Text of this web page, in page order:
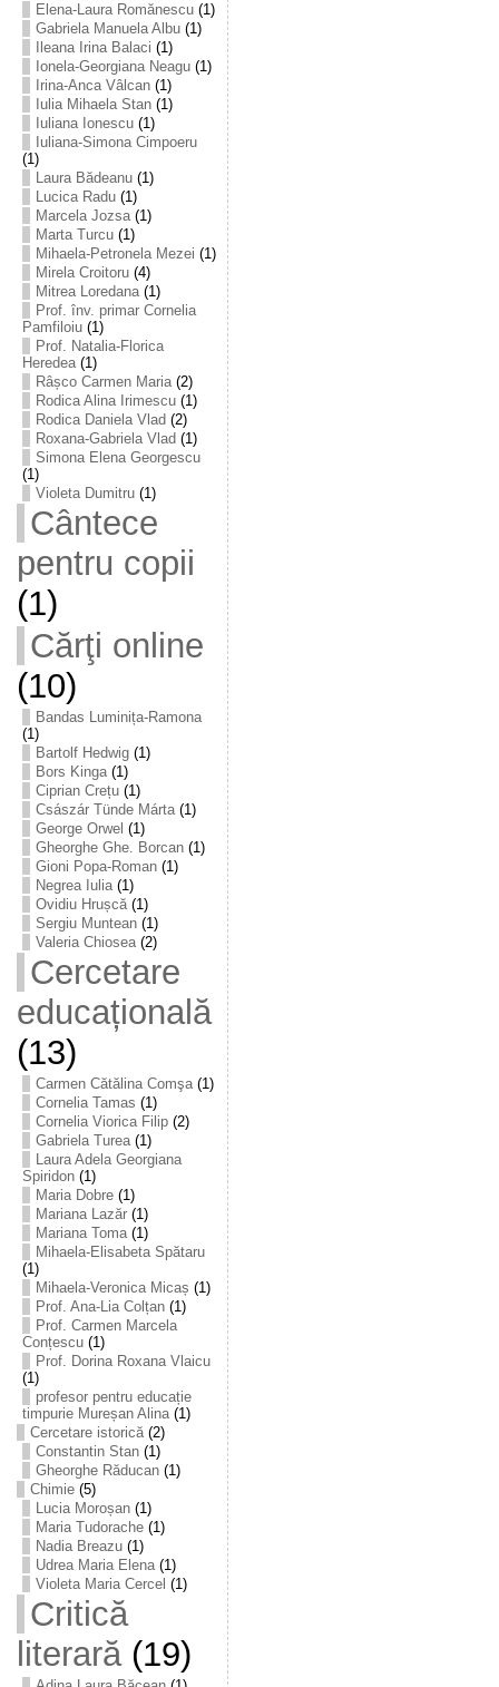
Elena-Laura Romănescu(1)
Gabriela Manuela Albu(1)
Ileana Irina Balaci (1)
Ionela-Georgiana Neagu(1)
Irina-Anca Vâlcan(1)
Iulia Mihaela Stan(1)
Iuliana Ionescu(1)
Iuliana-Simona Cimpoeru
(1)
Laura Bădeanu(1)
Lucica Radu(1)
Marcela Jozsa(1)
Marta Turcu(1)
Mihaela-Petronela Mezei (1)
Mirela Croitoru(4)
Mitrea Loredana(1)
Prof. înv. primar Cornelia
Pamfiloiu(1)
Prof. Natalia-Florica
Heredea(1)
Râșco Carmen Maria(2)
Rodica Alina Irimescu(1)
Rodica Daniela Vlad (2)
Roxana-Gabriela Vlad (1)
Simona Elena Georgescu
(1)
Violeta Dumitru(1)
Cântece
pentru copii
(1)
Cărţi online
(10)
Bandas Luminița-Ramona
(1)
Bartolf Hedwig(1)
Bors Kinga(1)
Ciprian Crețu(1)
Császár Tünde Márta(1)
George Orwel (1)
Gheorghe Ghe. Borcan(1)
Gioni Popa-Roman(1)
Negrea Iulia(1)
Ovidiu Hrușcă(1)
Sergiu Muntean(1)
Valeria Chiosea(2)
Cercetare
educațională
(13)
Carmen Cătălina Comşa(1)
Cornelia Tamas (1)
Cornelia Viorica Filip(2)
Gabriela Turea(1)
Laura Adela Georgiana
Spiridon(1)
Maria Dobre(1)
Mariana Lazăr(1)
Mariana Toma(1)
Mihaela-Elisabeta Spătaru
(1)
Mihaela-Veronica Micaș (1)
Prof. Ana-Lia Colțan(1)
Prof. Carmen Marcela
Conțescu(1)
Prof. Dorina Roxana Vlaicu
(1)
profesor pentru educație
timpurie Mureșan Alina(1)
Cercetare istorică(2)
Constantin Stan(1)
Gheorghe Răducan(1)
Chimie(5)
Lucia Moroșan(1)
Maria Tudorache(1)
Nadia Breazu(1)
Udrea Maria Elena(1)
Violeta Maria Cercel (1)
Critică
literară(19)